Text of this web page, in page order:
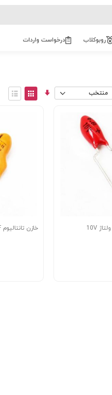
روبوکلاب درخواست واردات
مرتب
سازی
View
as
خازن تانتالیوم 6.8µF ولتاژ 10V